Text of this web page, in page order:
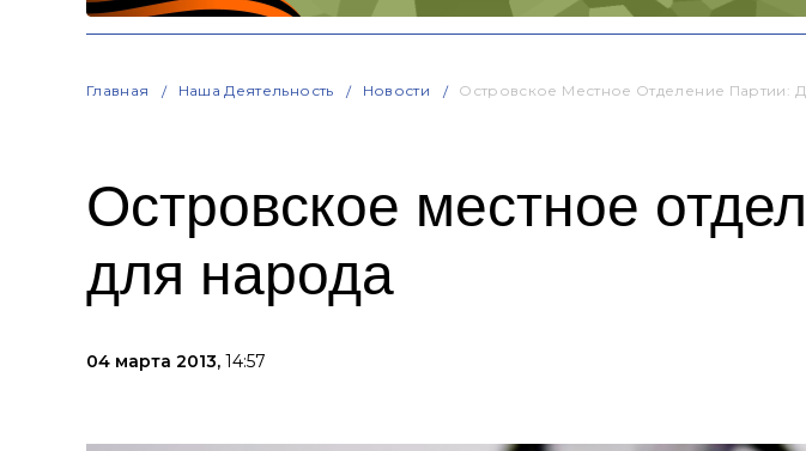
Главная Наша Деятельность Новости Островское Местное Отделение Партии:
Островское местное
для народа
04 марта 2013, 14:57